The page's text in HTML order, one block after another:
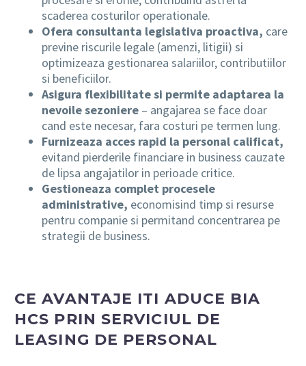
scaderea costurilor operationale.
Ofera consultanta legislativa proactiva, care
previne riscurile legale (amenzi, litigii) si
optimizeaza gestionarea salariilor, contributiilor
si beneficiilor.
Asigura flexibilitate si permite adaptarea la
nevoile sezoniere – angajarea se face doar
cand este necesar, fara costuri pe termen lung.
Furnizeaza acces rapid la personal calificat,
evitand pierderile financiare in business cauzate
de lipsa angajatilor in perioade critice.
Gestioneaza complet procesele
administrative, economisind timp si resurse
pentru companie si permitand concentrarea pe
strategii de business.
CE AVANTAJE ITI ADUCE BIA
HCS PRIN SERVICIUL DE
LEASING DE PERSONAL